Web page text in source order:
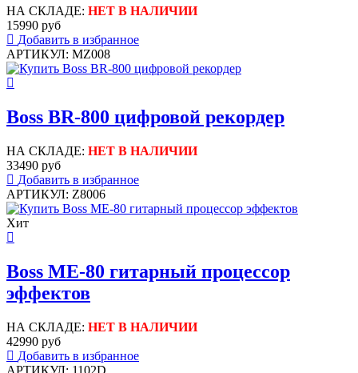
НА СКЛАДЕ: НЕТ В НАЛИЧИИ
15990 руб
Добавить в избранное
АРТИКУЛ: MZ008
Boss BR-800 цифровой рекордер
НА СКЛАДЕ: НЕТ В НАЛИЧИИ
33490 руб
Добавить в избранное
АРТИКУЛ: Z8006
Хит
Boss ME-80 гитарный процессор
эффектов
НА СКЛАДЕ: НЕТ В НАЛИЧИИ
42990 руб
Добавить в избранное
АРТИКУЛ: 1102D